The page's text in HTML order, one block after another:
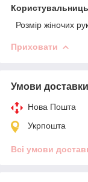
Розмір жіночих
Приховати
Умови доставки
Нова Пошта
Укрпошта
Всі умови